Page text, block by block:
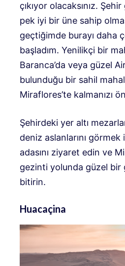
çıkıyor olacaksınız.
pek iyi bir üne sahip
geçtiğimde burayı daha
başladım. Yenilikçi bir
Baranca’da veya güzel
bulunduğu bir sahil
Miraflores’te kalmanızı
Şehirdeki yer altı
deniz aslanlarını
adasını ziyaret edin ve
gezinti yolunda güzel bir
bitirin.
Huacaçina